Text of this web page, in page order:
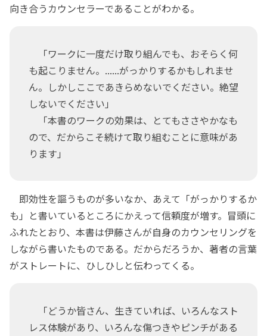
向き合うカウンセラーであることがわかる。
「ワークに一度だけ取り組んでも、おそらく何
も起こりません。......がっかりするかもしれませ
ん。しかしここであきらめないでください。絶望
しないでください」
「本書のワークの効果は、とてもささやかなも
ので、だからこそ続けて取り組むことに意味があ
ります」
即効性を謳うものが多いなか、あえて「がっかりするか
も」と書いているところにかえって信頼度が増す。冒頭に
ふれたとおり、本書は伊藤さんが自身のカウンセリングを
しながら書いたものである。だからだろうか、著者の言葉
がストレートに、ひしひしと伝わってくる。
「どうか皆さん、生きていれば、いろんなスト
レス体験があり、いろんな傷つきやピンチがある